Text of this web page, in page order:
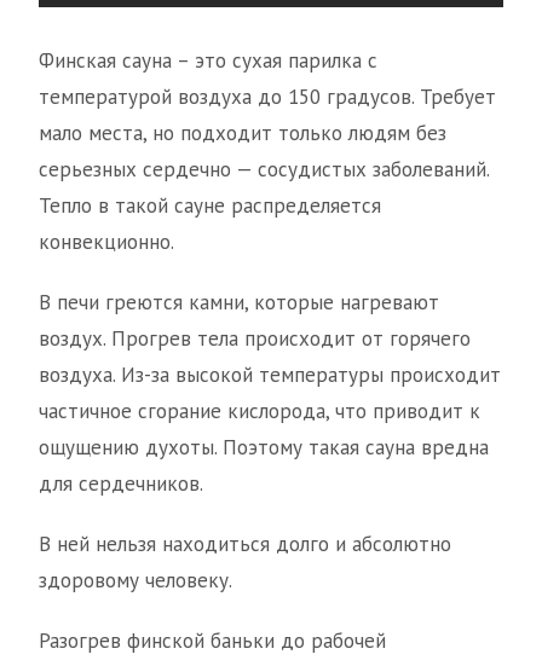
Финская сауна – это сухая парилка с
температурой воздуха до 150 градусов. Требует
мало места, но подходит только людям без
серьезных сердечно — сосудистых заболеваний.
Тепло в такой сауне распределяется
конвекционно.
В печи греются камни, которые нагревают
воздух. Прогрев тела происходит от горячего
воздуха. Из-за высокой температуры происходит
частичное сгорание кислорода, что приводит к
ощущению духоты. Поэтому такая сауна вредна
для сердечников.
В ней нельзя находиться долго и абсолютно
здоровому человеку.
Разогрев финской баньки до рабочей